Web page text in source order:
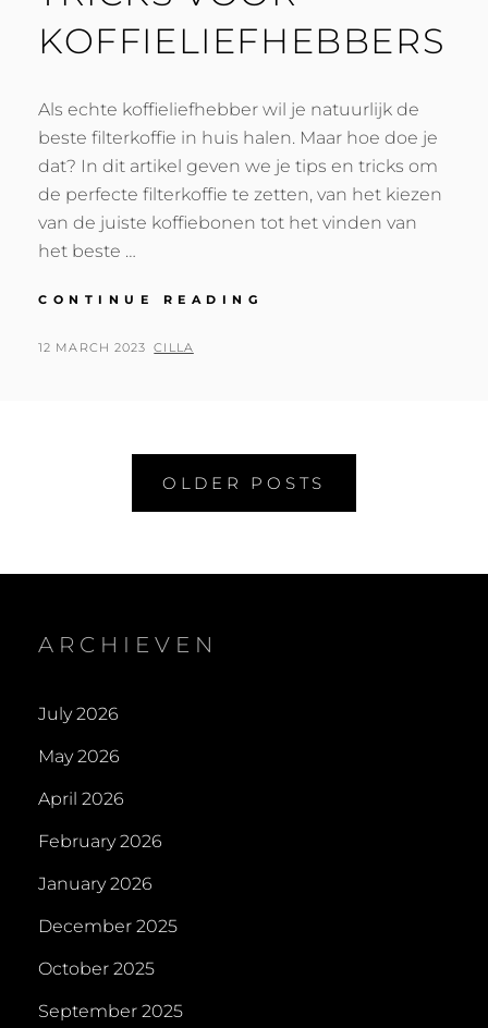
KOFFIELIEFHEBBERS
Als echte koffieliefhebber wil je natuurlijk de
beste filterkoffie in huis halen. Maar hoe doe je
dat? In dit artikel geven we je tips en tricks om
de perfecte filterkoffie te zetten, van het kiezen
van de juiste koffiebonen tot het vinden van
het beste …
CONTINUE READING
EN
POSTED
12 MARCH 2023 BY
CILLA
navigation
OLDER POSTS
ARCHIEVEN
July 2026
May 2026
April 2026
February 2026
January 2026
December 2025
October 2025
September 2025